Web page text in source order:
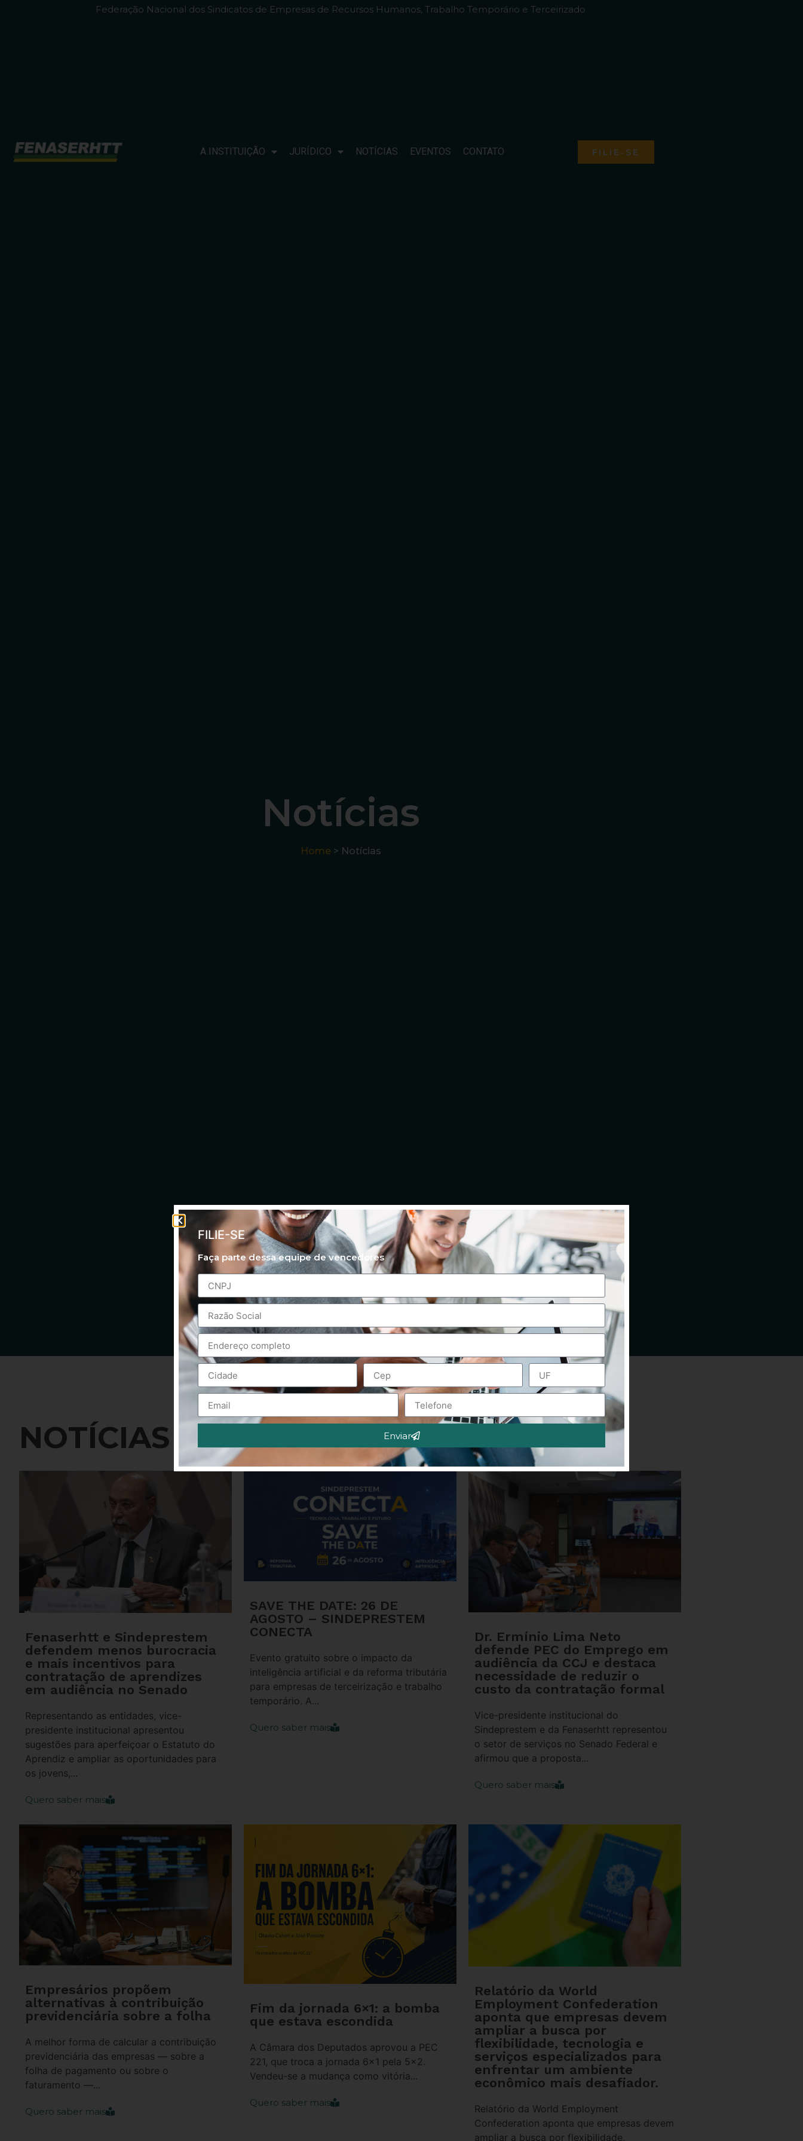
Federação Nacional dos Sindicatos de Empresas de Recursos Humanos, Trabalho Temporário e Terceirizado
A INSTITUIÇÃO JURÍDICO NOTÍCIAS EVENTOS CONTATO FILIE-SE
Notícias
Home > Notícias
NOTÍCIAS
Fenaserhtt e Sindeprestem
defendem menos burocracia
e mais incentivos para
contratação de aprendizes
em audiência no Senado
Representando as entidades, vice-
presidente institucional apresentou
sugestões para aperfeiçoar o Estatuto do
Aprendiz e ampliar as oportunidades para
os jovens,...
Quero saber mais
SAVE THE DATE: 26 DE
AGOSTO – SINDEPRESTEM
CONECTA
Evento gratuito sobre o impacto da
inteligência artificial e da reforma tributária
para empresas de terceirização e trabalho
temporário. A...
Quero saber mais
Dr. Ermínio Lima Neto
defende PEC do Emprego em
audiência da CCJ e destaca
necessidade de reduzir o
custo da contratação formal
Vice-presidente institucional do
Sindeprestem e da Fenaserhtt representou
o setor de serviços no Senado Federal e
afirmou que a proposta...
Quero saber mais
Empresários propõem
alternativas à contribuição
previdenciária sobre a folha
A melhor forma de calcular a contribuição
previdenciária das empresas — sobre a
folha de pagamento ou sobre o
faturamento —...
Quero saber mais
Fim da jornada 6×1: a bomba
que estava escondida
A Câmara dos Deputados aprovou a PEC
221, que troca a jornada 6×1 pela 5×2.
Vendeu-se a mudança como vitória...
Quero saber mais
Relatório da World
Employment Confederation
aponta que empresas devem
ampliar a busca por
flexibilidade, tecnologia e
serviços especializados para
enfrentar um ambiente
econômico mais desafiador.
Relatório da World Employment
Confederation aponta que empresas devem
ampliar a busca por flexibilidade,
FILIE-SE
Faça parte dessa equipe de vencedores
Enviar
Alternative: